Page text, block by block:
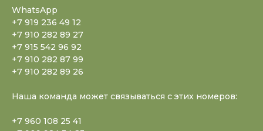
WhatsApp
+7 919 236 49 12
+7 910 282 89 27
+7 915 542 96 92
+7 910 282 87 99
+7 910 282 89 26
Наша команда может связываться с этих номеров:
+7 960 108 25 41